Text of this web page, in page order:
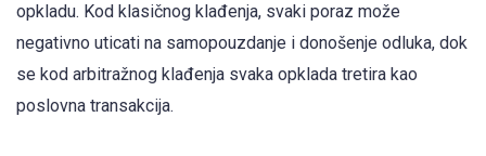
opkladu. Kod klasičnog klađenja, svaki poraz može
negativno uticati na samopouzdanje i donošenje odluka, dok
se kod arbitražnog klađenja svaka opklada tretira kao
poslovna transakcija.